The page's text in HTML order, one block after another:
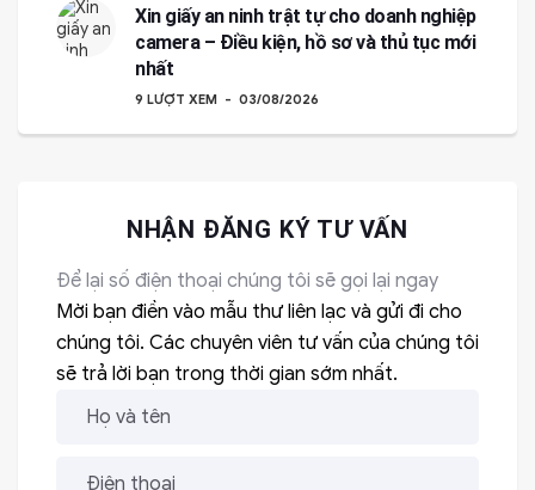
Xin giấy an ninh trật tự cho doanh nghiệp
camera – Điều kiện, hồ sơ và thủ tục mới
nhất
9 LƯỢT XEM 03/08/2026
NHẬN ĐĂNG KÝ TƯ VẤN
Để lại số điện thoại chúng tôi sẽ gọi lại ngay
Mời bạn điền vào mẫu thư liên lạc và gửi đi cho
chúng tôi. Các chuyên viên tư vấn của chúng tôi
sẽ trả lời bạn trong thời gian sớm nhất.